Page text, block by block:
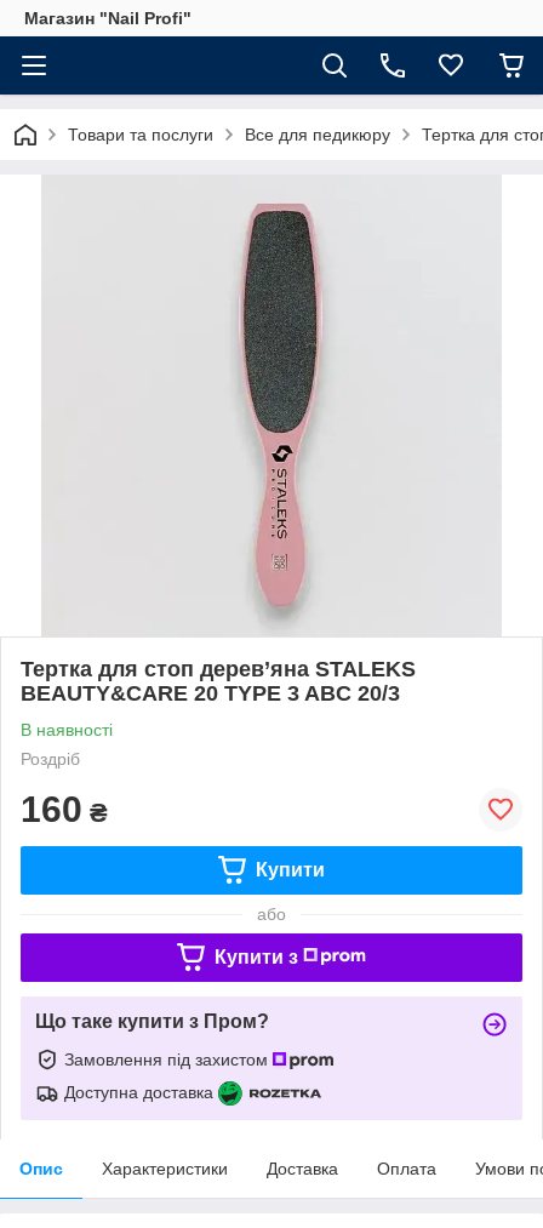
Магазин "Nail Profi"
Товари та послуги Все для педикюру Тертка для
Тертка для стоп дерев’яна STALEKS
BEAUTY&CARE 20 TYPE 3 ABC 20/3
В наявності
Роздріб
160 ₴
Купити
або
Купити з
Що таке купити з Пром?
Замовлення під захистом
Доступна доставка
Опис Характеристики Доставка Оплата Умови